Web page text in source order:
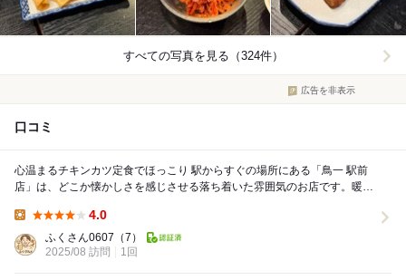
すべての写真を見る（324件）
広告を非表示
口コミ
心温まるチキンカツ定食でほっこり 駅からすぐの場所にある「鳥一 駅前
店」は、どこか懐かしさを感じさせる落ち着いた雰囲気のお店です。暖簾
4.0
ふくさん0607 （7）
2025/08 訪問
1回